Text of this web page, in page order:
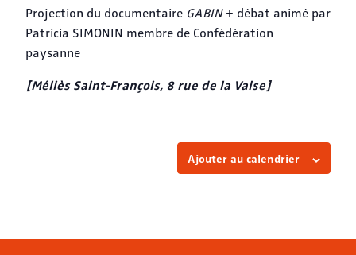
Projection du documentaire GABIN+ débat animé par
Patricia SIMONIN membre de Confédération
paysanne
[Méliès Saint-François, 8 rue de la Valse]
Ajouter au calendrier